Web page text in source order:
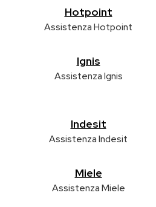
Hotpoint
Assistenza Hotpoint
Ignis
Assistenza Ignis
Indesit
Assistenza Indesit
Miele
Assistenza Miele